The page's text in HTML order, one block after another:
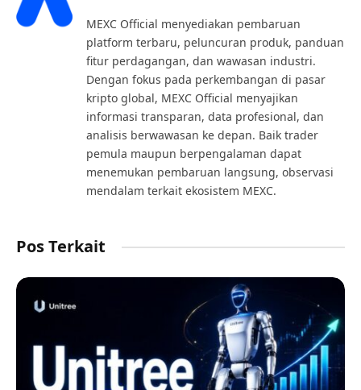
MEXC Official menyediakan pembaruan
platform terbaru, peluncuran produk, panduan
fitur perdagangan, dan wawasan industri.
Dengan fokus pada perkembangan di pasar
kripto global, MEXC Official menyajikan
informasi transparan, data profesional, dan
analisis berwawasan ke depan. Baik trader
pemula maupun berpengalaman dapat
menemukan pembaruan langsung, observasi
mendalam terkait ekosistem MEXC.
Pos Terkait